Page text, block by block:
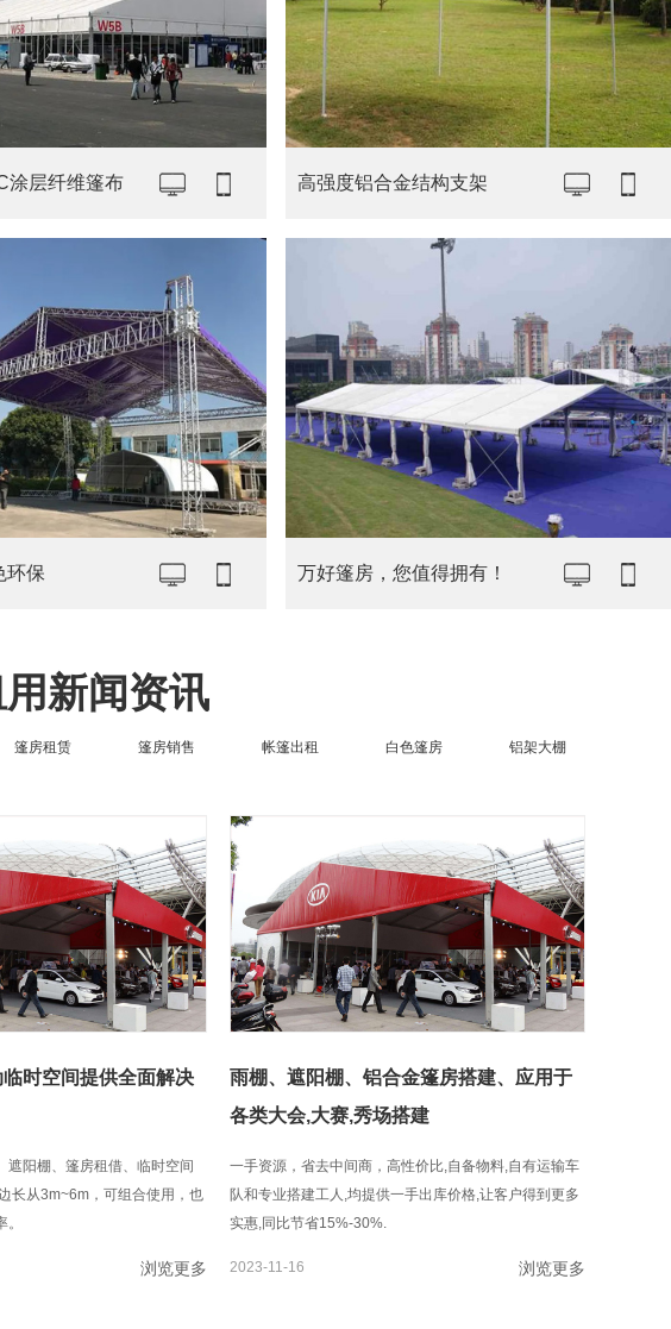
涂层纤维篷布 高强度铝合金结构支架
环保 万好篷房，您值得拥有！
新闻资讯
篷房租赁 篷房销售 帐篷出租 白色篷房 铝架大棚
时空间提供全面解决
遮阳棚、篷房租借、临时空间
长从3m~6m，可组合使用，也
浏览更多
雨棚、遮阳棚、铝合金篷房搭建、应用于
各类大会,大赛,秀场搭建
一手资源，省去中间商，高性价比,自备物料,自有运输车
队和专业搭建工人,均提供一手出库价格,让客户得到更多
实惠,同比节省15%-30%.
2023-11-16 浏览更多